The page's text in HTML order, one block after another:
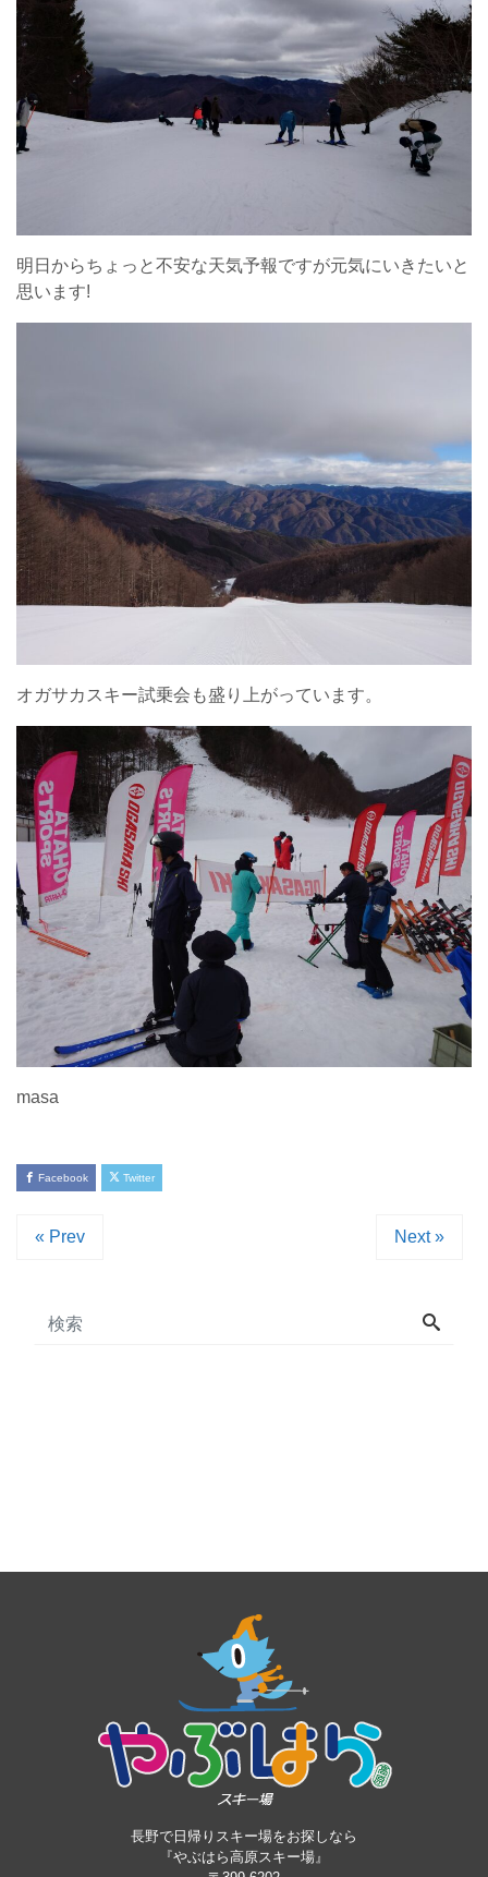
明日からちょっと不安な天気予報ですが元気にいきたいと
思います!
オガサカスキー試乗会も盛り上がっています。
masa
Facebook Twitter
« Prev Next »
長野で日帰りスキー場をお探しなら
『やぶはら高原スキー場』